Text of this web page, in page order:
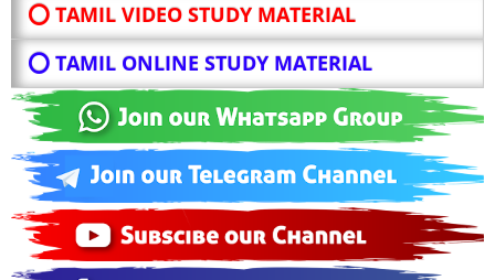
⭕ TAMIL VIDEO STUDY MATERIAL
⭕ TAMIL ONLINE STUDY MATERIAL